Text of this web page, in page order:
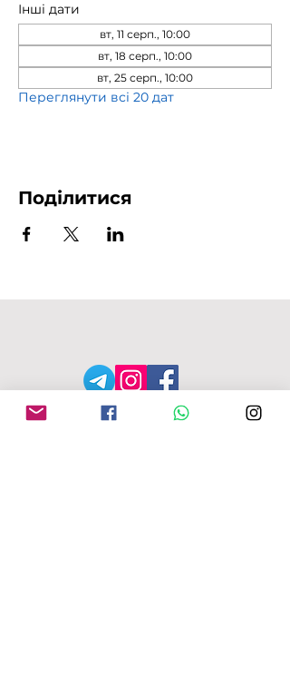
Інші дати
вт, 11 серп., 10:00
вт, 18 серп., 10:00
вт, 25 серп., 10:00
Переглянути всі 20 дат
Поділитися
АДРЕСА MFU